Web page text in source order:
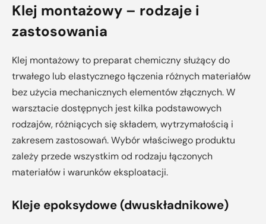
Klej montażowy – rodzaje i
zastosowania
Klej montażowy to preparat chemiczny służący do
trwałego lub elastycznego łączenia różnych materiałów
bez użycia mechanicznych elementów złącznych. W
warsztacie dostępnych jest kilka podstawowych
rodzajów, różniących się składem, wytrzymałością i
zakresem zastosowań. Wybór właściwego produktu
zależy przede wszystkim od rodzaju łączonych
materiałów i warunków eksploatacji.
Kleje epoksydowe (dwuskładnikowe)